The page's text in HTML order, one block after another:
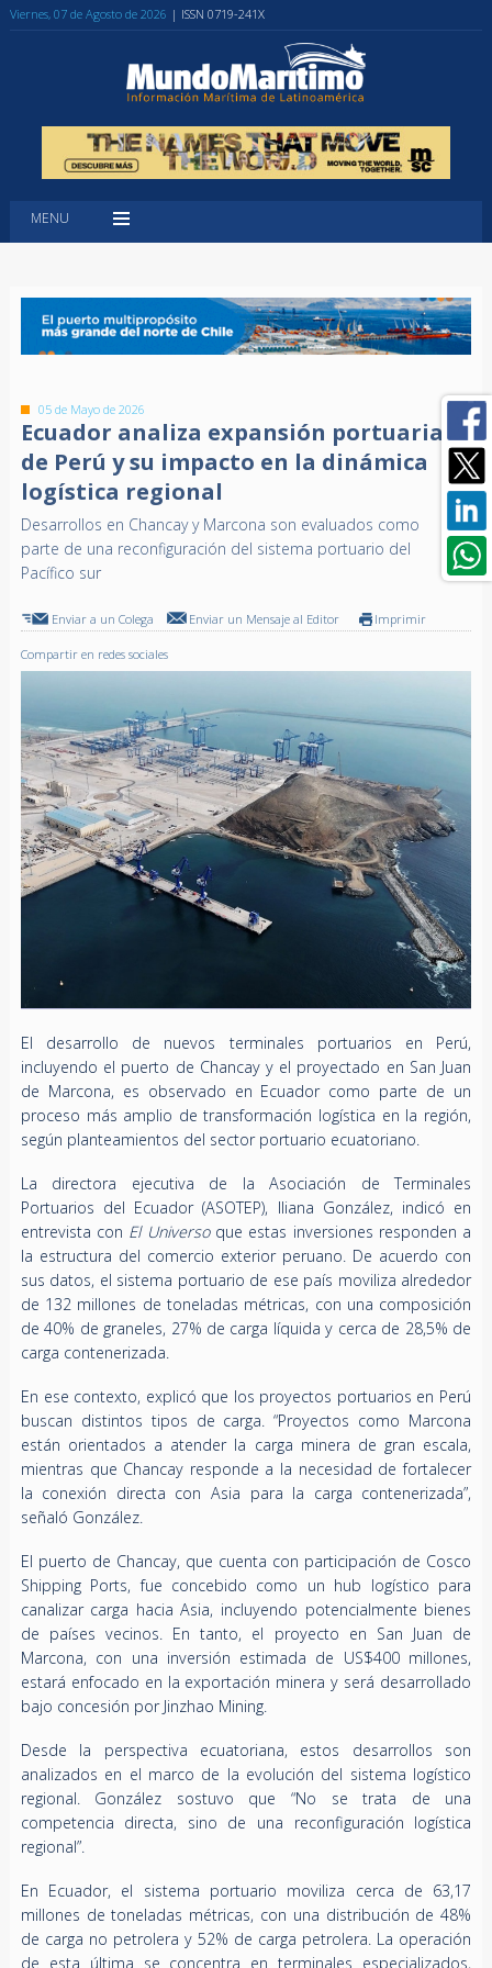
Viernes, 07 de Agosto de 2026 | ISSN 0719-241X
MENU
05 de Mayo de 2026
Ecuador analiza expansión portuaria
de Perú y su impacto en la dinámica
logística regional
Desarrollos en Chancay y Marcona son evaluados como
parte de una reconfiguración del sistema portuario del
Pacífico sur
Enviar a un Colega Enviar un Mensaje al Editor Imprimir
Compartir en redes sociales
El desarrollo de nuevos terminales portuarios en Perú,
incluyendo el puerto de Chancay y el proyectado en San Juan
de Marcona, es observado en Ecuador como parte de un
proceso más amplio de transformación logística en la región,
según planteamientos del sector portuario ecuatoriano.
La directora ejecutiva de la Asociación de Terminales
Portuarios del Ecuador (ASOTEP), Iliana González, indicó en
entrevista con El Universoque estas inversiones responden a
la estructura del comercio exterior peruano. De acuerdo con
sus datos, el sistema portuario de ese país moviliza alrededor
de 132 millones de toneladas métricas, con una composición
de 40% de graneles, 27% de carga líquida y cerca de 28,5% de
carga contenerizada.
En ese contexto, explicó que los proyectos portuarios en Perú
buscan distintos tipos de carga. “Proyectos como Marcona
están orientados a atender la carga minera de gran escala,
mientras que Chancay responde a la necesidad de fortalecer
la conexión directa con Asia para la carga contenerizada”,
señaló González.
El puerto de Chancay, que cuenta con participación de Cosco
Shipping Ports, fue concebido como un hub logístico para
canalizar carga hacia Asia, incluyendo potencialmente bienes
de países vecinos. En tanto, el proyecto en San Juan de
Marcona, con una inversión estimada de US$400 millones,
estará enfocado en la exportación minera y será desarrollado
bajo concesión por Jinzhao Mining.
Desde la perspectiva ecuatoriana, estos desarrollos son
analizados en el marco de la evolución del sistema logístico
regional. González sostuvo que “No se trata de una
competencia directa, sino de una reconfiguración logística
regional”.
En Ecuador, el sistema portuario moviliza cerca de 63,17
millones de toneladas métricas, con una distribución de 48%
de carga no petrolera y 52% de carga petrolera. La operación
de esta última se concentra en terminales especializados,